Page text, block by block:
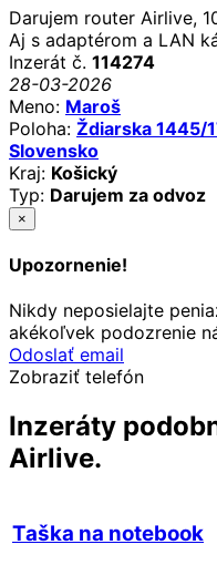
Darujem router Airlive,
Aj s adaptérom a LAN
Inzerát č. 114274
28-03-2026
Meno: Maroš
Poloha: Ždiarska 1445/
Slovensko
Kraj: Košický
Typ: Darujem za odvoz
×
Upozornenie!
Nikdy neposielajte
akékoľvek podozrenie
Odoslať email
Zobraziť telefón
Inzeráty
Airlive.
Taška na notebook